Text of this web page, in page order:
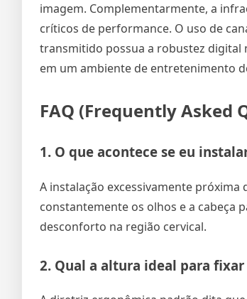
imagem. Complementarmente, a
críticos de performance. O uso de
transmitido possua a robustez digital
em um ambiente de entretenimento
FAQ (Frequently Asked
1. O que acontece se eu
A instalação excessivamente
constantemente os olhos e a cabeça
desconforto na região cervical.
2. Qual a altura ideal para